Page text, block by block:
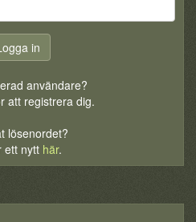
användare?
att registrera dig.
lösenordet?
ett nytt här.